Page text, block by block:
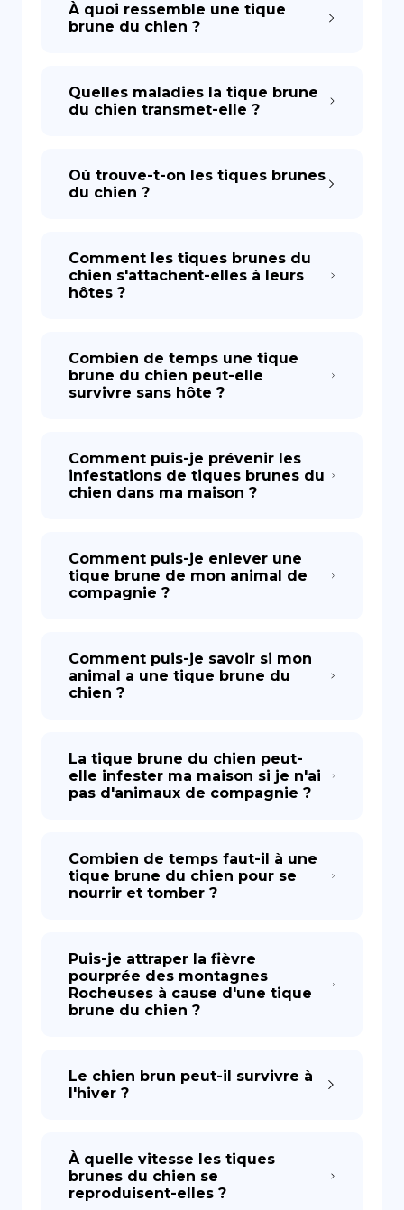
À quoi ressemble une tique
brune du chien ?
Quelles maladies la tique brune
du chien transmet-elle ?
Où trouve-t-on les tiques brunes
du chien ?
Comment les tiques brunes du
chien s'attachent-elles à leurs
hôtes ?
Combien de temps une tique
brune du chien peut-elle
survivre sans hôte ?
Comment puis-je prévenir les
infestations de tiques brunes du
chien dans ma maison ?
Comment puis-je enlever une
tique brune de mon animal de
compagnie ?
Comment puis-je savoir si mon
animal a une tique brune du
chien ?
La tique brune du chien peut-
elle infester ma maison si je n'ai
pas d'animaux de compagnie ?
Combien de temps faut-il à une
tique brune du chien pour se
nourrir et tomber ?
Puis-je attraper la fièvre
pourprée des montagnes
Rocheuses à cause d'une tique
brune du chien ?
Le chien brun peut-il survivre à
l'hiver ?
À quelle vitesse les tiques
brunes du chien se
reproduisent-elles ?